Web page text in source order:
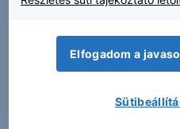
lítium ára jelentősen
Elfogadom a